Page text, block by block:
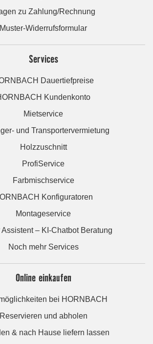
zu Zahlung/Rechnung
Muster-Widerrufsformular
Services
Dauertiefpreise
Kundenkonto
Mietservice
und Transportervermietung
Holzzuschnitt
ProfiService
Farbmischservice
Konfiguratoren
Montageservice
Assistent – KI-Chatbot Beratung
Noch mehr Services
Online einkaufen
bei HORNBACH
Reservieren und abholen
& nach Hause liefern lassen